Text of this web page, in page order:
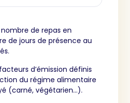
de repas en
de jours de présence au
d’émission définis
du régime alimentaire
(carné, végétarien…).